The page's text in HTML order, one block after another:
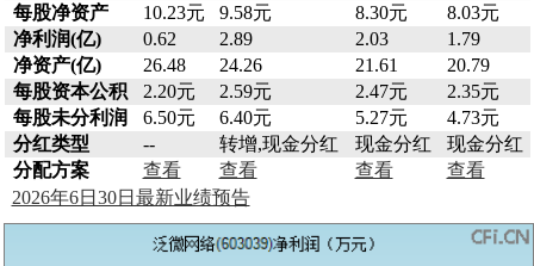
每股净资产
10.23元 9.58元 8.30元
8.03元
净利润(亿)
0.62 2.89 2.03
1.79
净资产(亿)
26.48 24.26 21.61
20.79
每股资本公积
2.20元 2.59元 2.47元
2.35元
每股未分利润
6.50元 6.40元 5.27元
4.73元
分红类型
-- 转增,现金分红 现金分红
现金分红
分配方案
查看 查看 查看
查看
2026年6日30日最新业绩预告